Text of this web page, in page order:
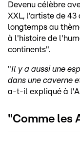
Devenu célèbre
XXL, l'artiste de 43
longtemps au
à l'histoire de
continents".
"Il y a aussi une
dans une caverne
a-t-il expliqué à
"Comme les